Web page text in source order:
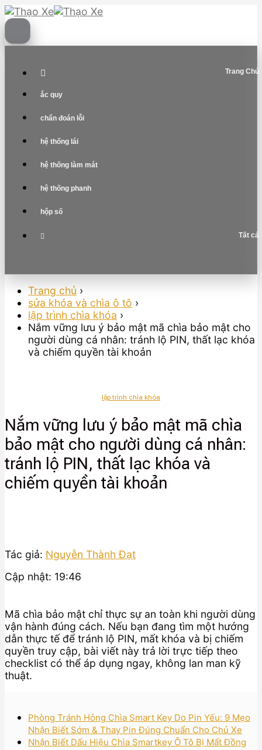
Skip
to
content
Trang Chủ
ắc quy
chẩn đoán lỗi
hệ thống lái
hệ thống làm mát
hệ thống phanh
hộp số
Tất cả
Trang chủ ›
sửa khóa và chìa ô tô ›
lập trình chìa khóa ›
Nắm vững lưu ý bảo mật mã chìa bảo mật cho
người dùng cá nhân: tránh lộ PIN, thất lạc khóa
và chiếm quyền tài khoản
lập trình chìa khóa
Nắm vững lưu ý bảo mật mã chìa
bảo mật cho người dùng cá nhân:
tránh lộ PIN, thất lạc khóa và
chiếm quyền tài khoản
Tác giả: Nguyễn Thành Đạt
Cập nhật: 19:46
Mã chìa bảo mật chỉ thực sự an toàn khi người dùng
vận hành đúng cách. Nếu bạn đang tìm một hướng
dẫn thực tế để tránh lộ PIN, mất khóa và bị chiếm
quyền truy cập, bài viết này trả lời trực tiếp theo
checklist có thể áp dụng ngay, không lan man kỹ
thuật.
Phòng Tránh Hỏng Chìa Smart Key Do Pin Yếu: 9 Mẹo
Nhận Biết Sớm & Thay Pin Đúng Chuẩn Cho Chủ Xe
Nhận Biết Dấu Hiệu Chìa Smartkey Ô Tô Bị Mất Đồng